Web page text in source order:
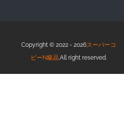
Copyright © 2022 - 2026スーパーコ
ピーN級品 .All right reserved.